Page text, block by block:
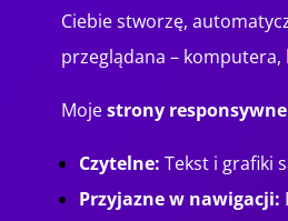
Ciebie stworzę,
przeglądana –
Mojestrony
Czytelne: Tekst i grafiki
Przyjazne w nawigacji: